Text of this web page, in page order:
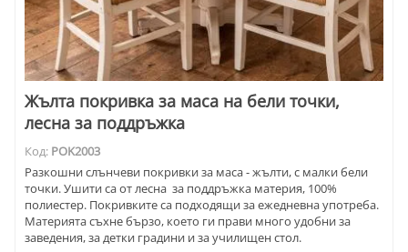
Жълта покривка за маса на бели точки,
лесна за поддръжка
Код: POK2003
Разкошни слънчеви покривки за маса - жълти, с малки бели
точки. Ушити са от лесна за поддръжка материя, 100%
полиестер. Покривките са подходящи за ежедневна употреба.
Материята съхне бързо, което ги прави много удобни за
заведения, за детки градини и за училищен стол.